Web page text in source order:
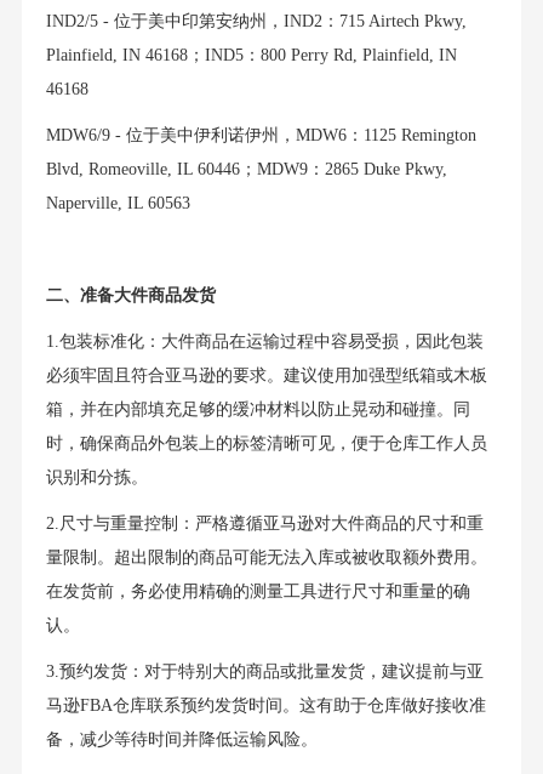
IND2/5 - 位于美中印第安纳州，IND2：715 Airtech Pkwy,
Plainfield, IN 46168；IND5：800 Perry Rd, Plainfield, IN
46168
MDW6/9 - 位于美中伊利诺伊州，MDW6：1125 Remington
Blvd, Romeoville, IL 60446；MDW9：2865 Duke Pkwy,
Naperville, IL 60563
二、准备大件商品发货
1.包装标准化：大件商品在运输过程中容易受损，因此包装
必须牢固且符合亚马逊的要求。建议使用加强型纸箱或木板
箱，并在内部填充足够的缓冲材料以防止晃动和碰撞。同
时，确保商品外包装上的标签清晰可见，便于仓库工作人员
识别和分拣。
2.尺寸与重量控制：严格遵循亚马逊对大件商品的尺寸和重
量限制。超出限制的商品可能无法入库或被收取额外费用。
在发货前，务必使用精确的测量工具进行尺寸和重量的确
认。
3.预约发货：对于特别大的商品或批量发货，建议提前与亚
马逊FBA仓库联系预约发货时间。这有助于仓库做好接收准
备，减少等待时间并降低运输风险。